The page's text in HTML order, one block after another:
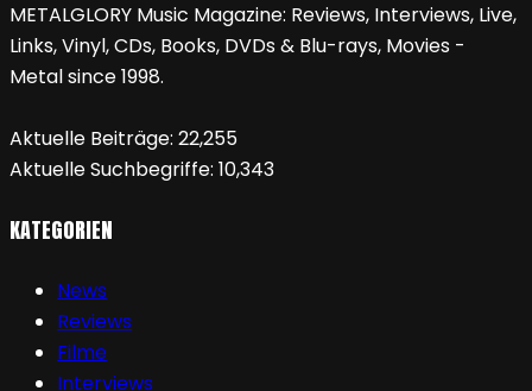
METALGLORY Music Magazine: Reviews, Interviews, Live,
Links, Vinyl, CDs, Books, DVDs & Blu-rays, Movies -
Metal since 1998.
Aktuelle Beiträge: 22,255
Aktuelle Suchbegriffe: 10,343
KATEGORIEN
News
Reviews
Filme
Interviews